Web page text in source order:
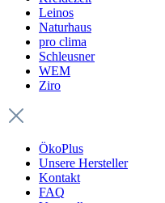
Leinos
Naturhaus
pro clima
Schleusner
WEM
Ziro
ÖkoPlus
Unsere Hersteller
Kontakt
FAQ